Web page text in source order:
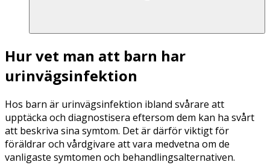
Hur vet man att barn har
urinvägsinfektion
Hos barn är urinvägsinfektion ibland svårare att
upptäcka och diagnostisera eftersom dem kan ha svårt
att beskriva sina symtom. Det är därför viktigt för
föräldrar och vårdgivare att vara medvetna om de
vanligaste symtomen och behandlingsalternativen.